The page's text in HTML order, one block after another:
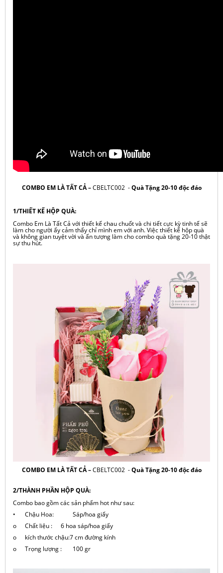
COMBO EM LÀ TẤT CẢ –CBELTC002 -Quà Tặng 20-10 độc đáo
1/THIẾT KẾ HỘP QUÀ:
Combo Em Là Tất Cả với thiết kế chau chuốt và chi tiết cực kỳ tinh tế sẽ
làm cho người ấy cảm thấy chỉ mình em với anh. Việc thiết kế hộp quà
và không gian tuyệt vời và ấn tượng làm cho combo quà tặng 20-10 thật
sự thu hút.
COMBO EM LÀ TẤT CẢ –CBELTC002 -Quà Tặng 20-10 độc đáo
2/THÀNH PHẦN HỘP QUÀ:
Combo bao gồm các sản phẩm hot như sau:
•
Chậu Hoa:
Sáp/hoa giấy
o
Chất liệu :
6 hoa sáp/hoa giấy
o
kích thước chậu:7 cm đường kính
o
Trọng lượng : 100 gr